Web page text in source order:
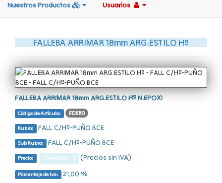
Nuestros Productos Usuarios
FALLEBA ARRIMAR 18mm ARG.ESTILO Hº
FALLEBA ARRIMAR 18mm ARG.ESTILO Hº N.EPOXI
Código de Artículo: FD680
Rubro: FALL C/Hº-PUÑO BCE
Sub Rubro: FALL C/Hº-PUÑO BCE
Precio: Consultar $ (Precios sin IVA)
Porcentaje de Iva: 21,00 %